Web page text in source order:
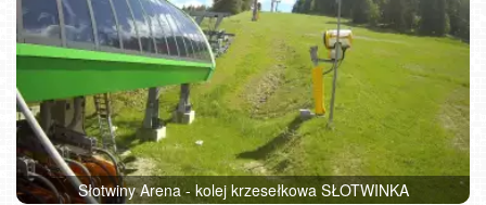
Słotwiny Arena - kolej krzesełkowa SŁOTWINKA